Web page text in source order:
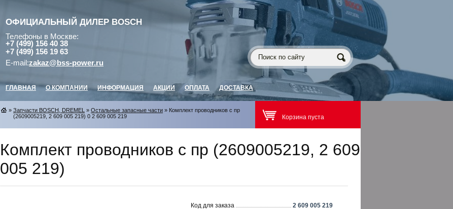
ОФИЦИАЛЬНЫЙ ДИЛЕР BOSCH
Телефоны в Москве:
+7 (499) 156 40 38
+7 (499) 156 19 63
E-mail:zakaz@bss-power.ru
ГЛАВНАЯ О КОМПАНИИ ИНФОРМАЦИЯ АКЦИИ ОПЛАТА ДОСТАВКА
» Запчасти BOSCH, DREMEL » Остальные запасные части » Комплект проводников с пр
(2609005219, 2 609 005 219) 0 2 609 005 219
Корзина пуста
Комплект проводников с пр (2609005219, 2 609
005 219)
Код для заказа 2 609 005 219